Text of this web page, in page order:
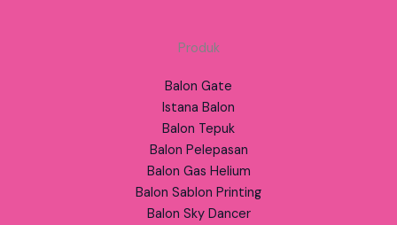
Produk
Balon Gate
Istana Balon
Balon Tepuk
Balon Pelepasan
Balon Gas Helium
Balon Sablon Printing
Balon Sky Dancer